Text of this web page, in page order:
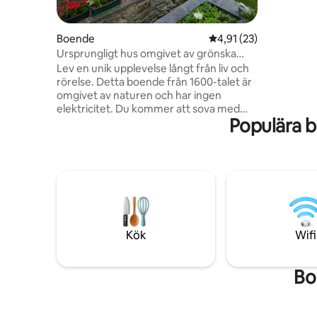
Boende 4,91 av 5 i
4,91 (23)
Ursprungligt hus omgivet av grönska
med otrolig utsikt
Lev en unik upplevelse långt från liv och
rörelse. Detta boende från 1600-talet är
omgivet av naturen och har ingen
elektricitet. Du kommer att sova med
ljudet av vinden i träden, du kommer att
är inte bara något hus som ger dig något
som inget hotell kan erbjuda dig!
Populära
Kök Wifi